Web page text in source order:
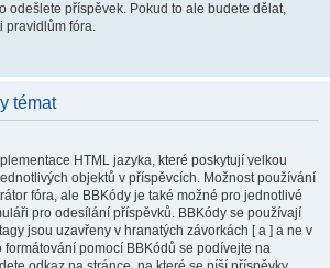
odešlete příspěvek. Pokud to ale budete dělat,
pravidlům fóra.
témat
HTML jazyka, které poskytují velkou
objektů v příspěvcích. Možnost používání
fóra, ale BBKódy je také možné pro jednotlivé
pro odesílání příspěvků. BBKódy se používají
jsou uzavřeny v hranatých závorkách [ a ] a ne v
formátování pomocí BBKódů se podívejte na